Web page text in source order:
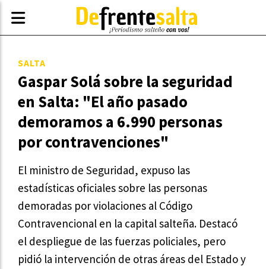
Gaspar Solá sobre la seguridad
en Salta: "El año pasado
demoramos a 6.990 personas
por contravenciones"
El ministro de Seguridad, expuso las
estadísticas oficiales sobre las personas
demoradas por violaciones al Código
Contravencional en la capital salteña. Destacó
el despliegue de las fuerzas policiales, pero
pidió la intervención de otras áreas del Estado y
SALTA